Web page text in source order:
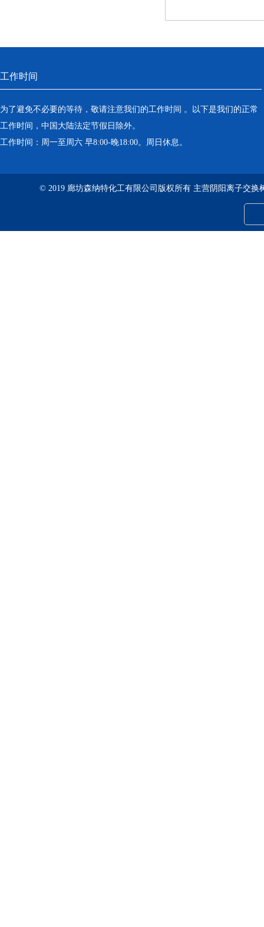
工作时间
为了避免不必要的等待，敬请注意我们的工作时间 。以下是我们的正常
工作时间，中国大陆法定节假日除外。
工作时间：周一至周六 早8:00-晚18:00。周日休息。
© 2019 廊坊森纳特化工有限公司版权所有 主营阴阳离子交换